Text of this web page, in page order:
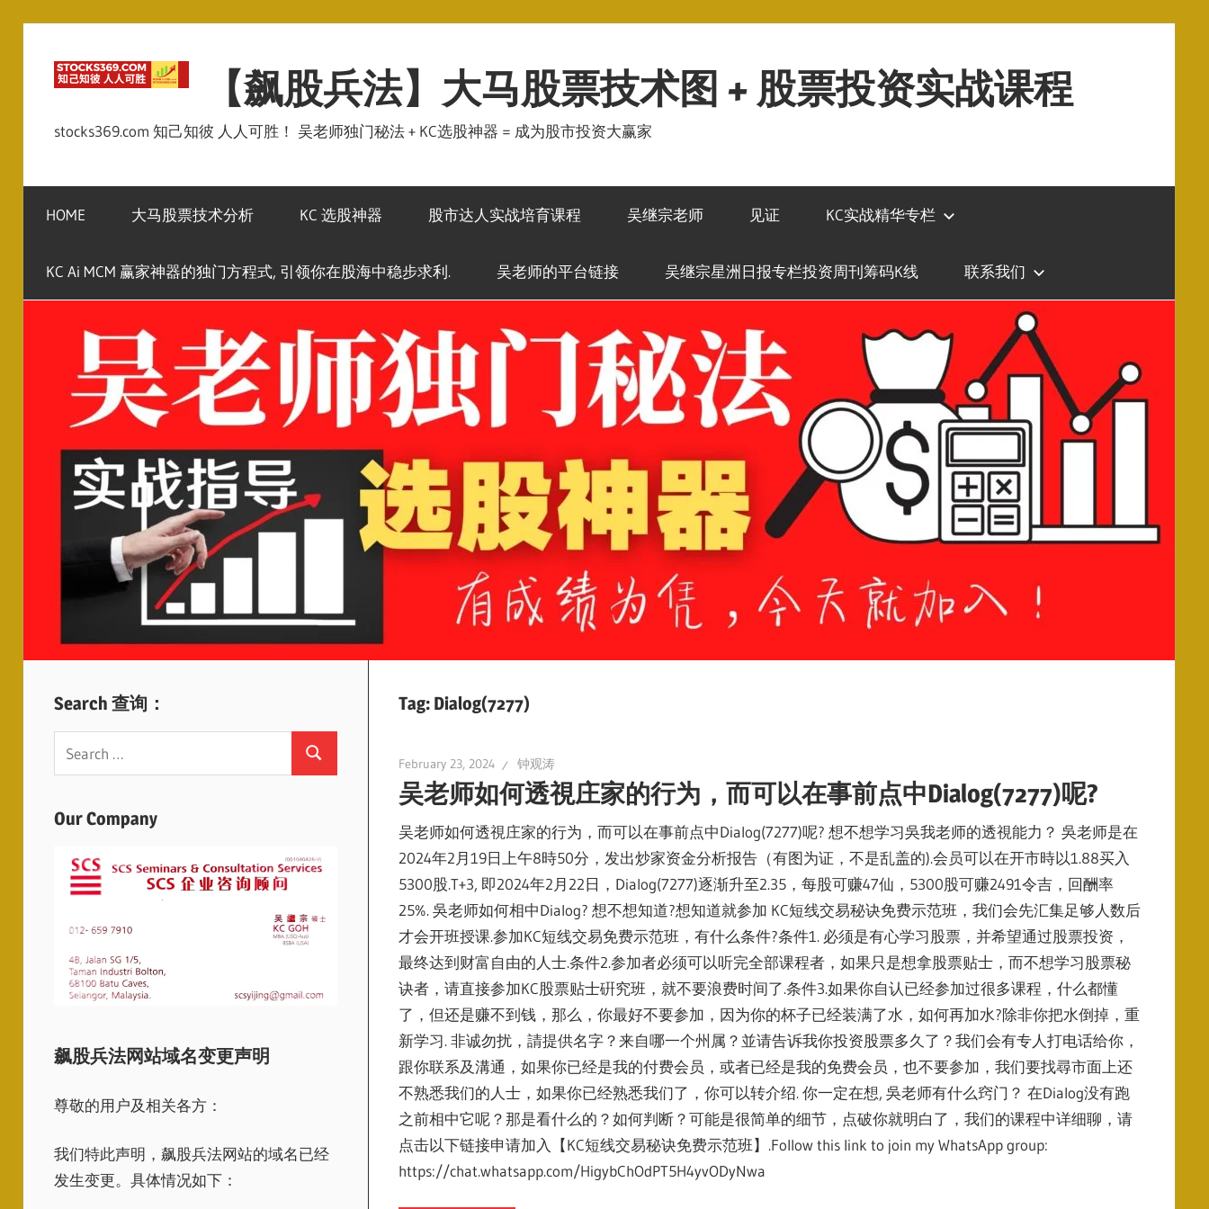
content
【飙股兵法】大马股票技术图 + 股票投资实战课程
stocks369.com 知己知彼 人人可胜！ 吴老师独门秘法 + KC选股神器 = 成为股市投资大赢家
HOME 大马股票技术分析 KC 选股神器 股市达人实战培育课程 吴继宗老师 见证 KC实战精华专栏
KC Ai MCM 赢家神器的独门方程式, 引领你在股海中稳步求利. 吴老师的平台链接 吴继宗星洲日报专栏投资周刊筹码K线 联系我们
Tag: Dialog(7277)
February 23, 2024 钟观涛
吴老师如何透視庄家的行为，而可以在事前点中Dialog(7277)呢?
吴老师如何透視庄家的行为，而可以在事前点中Dialog(7277)呢? 想不想学习吳我老师的透視能力？ 吳老师是在
2024年2月19日上午8時50分，发出炒家资金分析报告（有图为证，不是乱盖的).会员可以在开市時以1.88买入
5300股.T+3, 即2024年2月22日，Dialog(7277)逐渐升至2.35，每股可赚47仙，5300股可赚2491令吉，回酬率
25%. 吳老师如何相中Dialog? 想不想知道?想知道就参加 KC短线交易秘诀免费示范班，我们会先汇集足够人数后
才会开班授课.参加KC短线交易免费示范班，有什么条件?条件1. 必须是有心学习股票，并希望通过股票投资，
最终达到财富自由的人士.条件2.参加者必须可以听完全部课程者，如果只是想拿股票贴士，而不想学习股票秘
诀者，请直接参加KC股票贴士硏究班，就不要浪费时间了.条件3.如果你自认已经参加过很多课程，什么都懂
了，但还是赚不到钱，那么，你最好不要参加，因为你的杯子已经装满了水，如何再加水?除非你把水倒掉，重
新学习. 非诚勿扰，請提供名字？来自哪一个州属？並请告诉我你投资股票多久了？我们会有专人打电话给你，
跟你联系及溝通，如果你已经是我的付费会员，或者已经是我的免费会员，也不要参加，我们要找尋市面上还
不熟悉我们的人士，如果你已经熟悉我们了，你可以转介绍. 你一定在想, 吳老师有什么窍门？ 在Dialog没有跑
之前相中它呢？那是看什么的？如何判断？可能是很简单的细节，点破你就明白了，我们的课程中详细聊，请
点击以下链接申请加入【KC短线交易秘诀免费示范班】.Follow this link to join my WhatsApp group:
https://chat.whatsapp.com/HigybChOdPT5H4yvODyNwa
Search 查询：
Search
Our Company
飙股兵法网站域名变更声明
尊敬的用户及相关各方：
我们特此声明，飙股兵法网站的域名已经
发生变更。具体情况如下：